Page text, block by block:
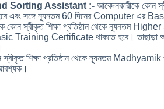
Sorting Assistant :- আবেদনকারীকে কোন
এবং সঙ্গে ন্যূনতম 60 দিনের Computer এর
কোন স্বীকৃত শিক্ষা প্রতিষ্ঠান থেকে ন্যূনতম
Training Certificate থাকতে হবে। তাছাড়া
স্বীকৃত শিক্ষা প্রতিষ্ঠান থেকে ন্যূনতম
আবশ্যক।